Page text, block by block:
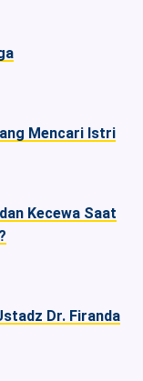
Mencari Istri
Kecewa Saat
Dr. Firanda